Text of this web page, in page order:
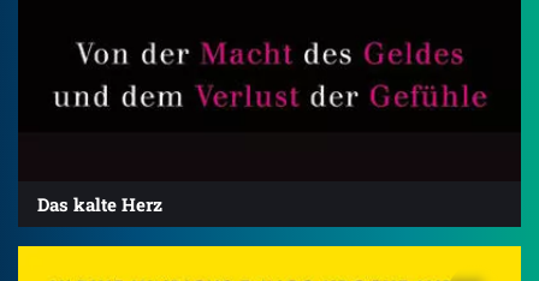
Das kalte Herz